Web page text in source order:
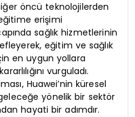
öncü teknolojilerden
erişimi
sağlık hizmetlerinin
eğitim ve sağlık
en uygun yollara
vurguladı.
Huawei’nin küresel
yönelik bir sektör
hayati bir adımdır.